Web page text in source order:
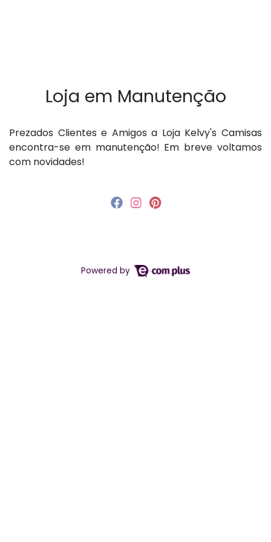
Loja em Manutenção
P rezados Clientes e Amigos a Loja Kelvy's Camisas
encontra-se em manutenção! Em breve voltamos
com novidades!
Powered by